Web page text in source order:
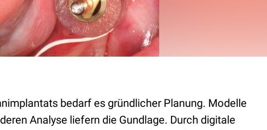
bedarf es gründlicher Planung. Modelle
Analyse liefern die Gundlage. Durch digitale